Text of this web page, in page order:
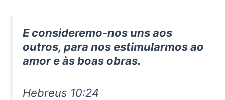
E consideremo-nos uns aos
outros, para nos estimularmos ao
amor e às boas obras.
Hebreus 10:24